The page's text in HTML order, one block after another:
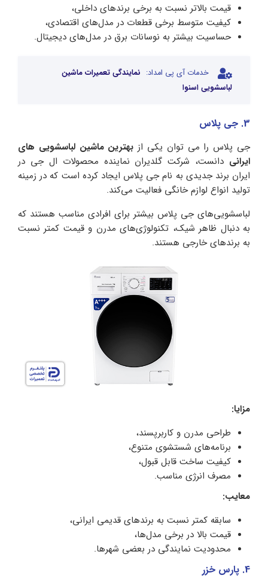
قیمت بالاتر نسبت به برخی برندهای داخلی،
کیفیت متوسط برخی قطعات در مدل‌های اقتصادی،
حساسیت بیشتر به نوسانات برق در مدل‌های دیجیتال.
خدمات آی پی امداد: نمایندگی تعمیرات ماشین
لباسشویی اسنوا
3. جی پلاس
جی پلاس را می توان یکی از بهترین ماشین لباسشویی های
ایرانی دانست، شرکت گلدیران نماینده محصولات ال جی در
ایران برند جدیدی به نام جی پلاس ایجاد کرده است که در زمینه
تولید انواع لوازم خانگی فعالیت می‌کند.
لباسشویی‌های جی پلاس بیشتر برای افرادی مناسب هستند که
به دنبال ظاهر شیک، تکنولوژی‌های مدرن و قیمت کمتر نسبت
به برندهای خارجی هستند.
مزایا:
طراحی مدرن و کاربرپسند،
برنامه‌های شستشوی متنوع،
کیفیت ساخت قابل قبول،
مصرف انرژی مناسب.
معایب:
سابقه کمتر نسبت به برندهای قدیمی ایرانی،
قیمت بالا در برخی مدل‌ها،
محدودیت نمایندگی در بعضی شهرها.
4. پارس خزر